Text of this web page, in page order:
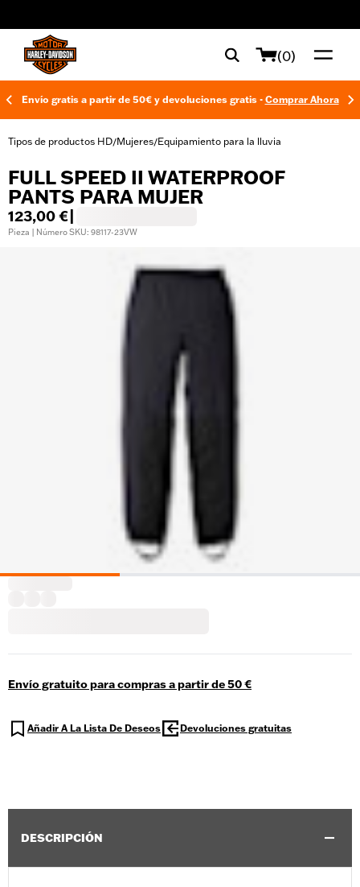
(0)
Envío gratis a partir de 50€ y devoluciones gratis - Comprar Ahora
Tipos de productos HD/Mujeres/Equipamiento para la lluvia
FULL SPEED II WATERPROOF
PANTS PARA MUJER
123,00 €
Pieza | Número SKU: 98117-23VW
Envío gratuito para compras a partir de 50 €
Añadir A La Lista De Deseos Devoluciones gratuitas
DESCRIPCIÓN